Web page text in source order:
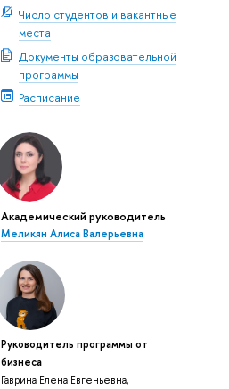
Число студентов и вакантные
места
Документы образовательной
программы
Расписание
Академический руководитель
Меликян Алиса Валерьевна
Руководитель программы от
бизнеса
Гаврина Елена Евгеньевна,